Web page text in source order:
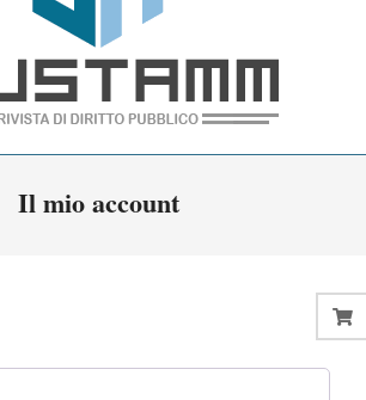
Il mio account